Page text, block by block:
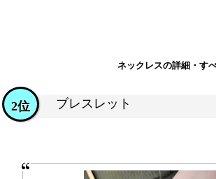
ネックレスの詳細・す
ブレスレット
2位